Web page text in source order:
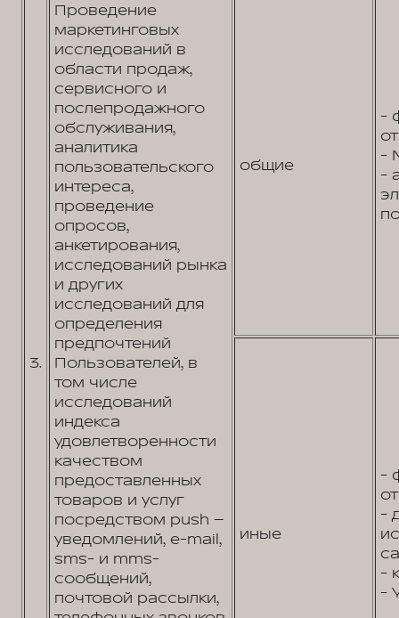
3.
Проведение
маркетинговых
исследований в
области продаж,
сервисного и
послепродажного
обслуживания,
аналитика
пользовательского
интереса,
проведение
опросов,
анкетирования,
исследований рынка
и других
исследований для
определения
предпочтений
Пользователей, в
том числе
исследований
индекса
удовлетворенности
качеством
предоставленных
товаров и услуг
посредством push –
уведомлений, e-mail,
sms- и mms-
сообщений,
почтовой рассылки,
общие
-
-
-
иные
-
-
-
-